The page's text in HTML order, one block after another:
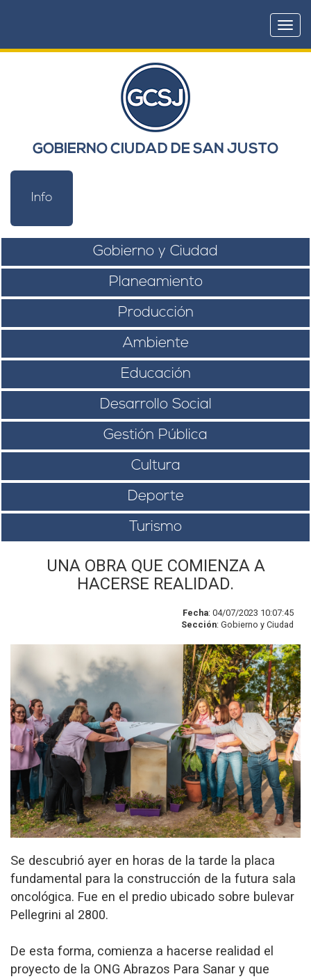
GOBIERNO CIUDAD DE SAN JUSTO
Info
Gobierno y Ciudad
Planeamiento
Producción
Ambiente
Educación
Desarrollo Social
Gestión Pública
Cultura
Deporte
Turismo
UNA OBRA QUE COMIENZA A
HACERSE REALIDAD.
Fecha: 04/07/2023 10:07:45
Sección: Gobierno y Ciudad
Se descubrió ayer en horas de la tarde la placa
fundamental para la construcción de la futura sala
oncológica. Fue en el predio ubicado sobre bulevar
Pellegrini al 2800.
De esta forma, comienza a hacerse realidad el
proyecto de la ONG Abrazos Para Sanar y que